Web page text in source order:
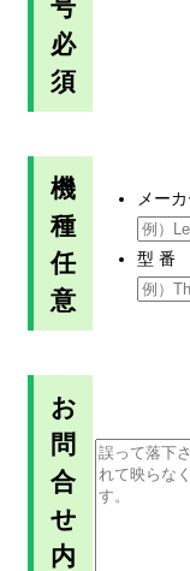
号
必
須
機
種
任
意
メー
型 番
お
問
合
せ
内